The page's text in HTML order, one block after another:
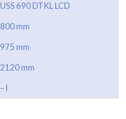
USS 690 DTKL LCD
800 mm
975 mm
2120 mm
– l